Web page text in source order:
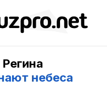
небеса